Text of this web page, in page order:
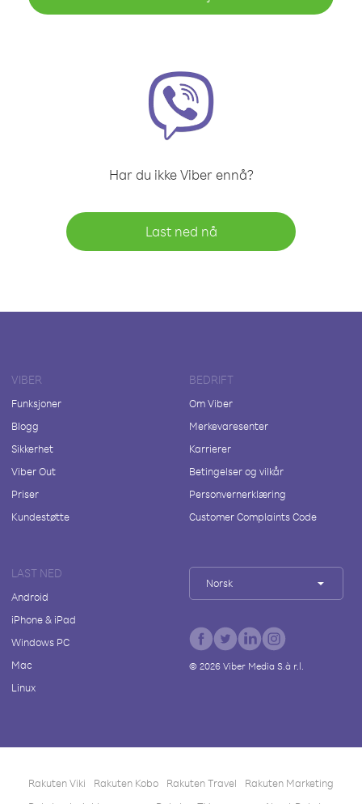
Har du ikke Viber ennå?
Last ned nå
VIBER
Funksjoner
Blogg
Sikkerhet
Viber Out
Priser
Kundestøtte
BEDRIFT
Om Viber
Merkevaresenter
Karrierer
Betingelser og vilkår
Personvernerklæring
Customer Complaints Code
LAST NED
Android
iPhone & iPad
Windows PC
Mac
Linux
Norsk
© 2026Viber Media S.à r.l.
Rakuten Viki Rakuten Kobo Rakuten Travel
Rakuten Marketing